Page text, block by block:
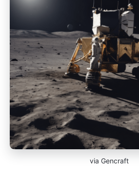
via Gencraft